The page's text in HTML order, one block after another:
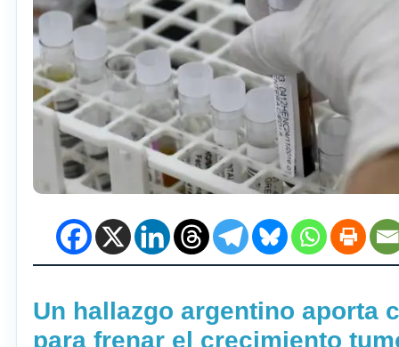
Un hallazgo argentino aporta
para frenar el crecimiento